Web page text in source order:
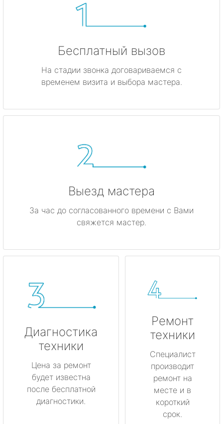
Бесплатный вызов
На стадии звонка договариваемся с
временем визита и выбора мастера.
Выезд мастера
За час до согласованного времени с Вами
свяжется мастер.
Диагностика
техники
Цена за ремонт
будет известна
после бесплатной
диагностики.
Ремонт
техники
Специалист
производит
ремонт на
месте и в
короткий
срок.